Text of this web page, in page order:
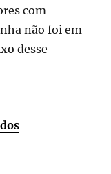
com
não foi em
desse